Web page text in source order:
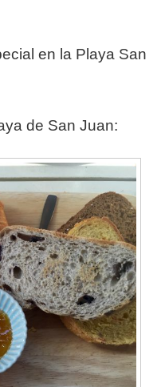
en la Playa San
de San Juan: